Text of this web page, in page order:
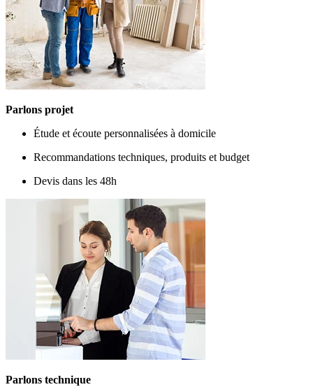
Parlons projet
Étude et écoute personnalisées à domicile
Recommandations techniques, produits et budget
Devis dans les 48h
Parlons technique